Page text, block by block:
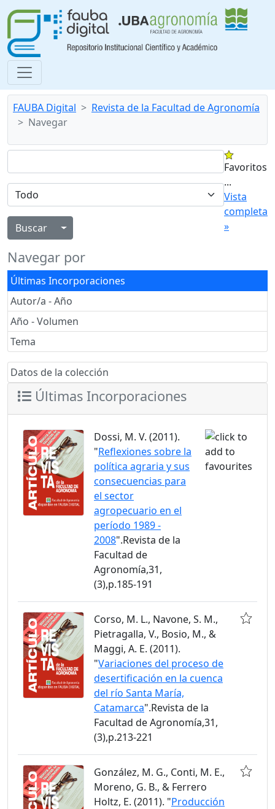
FAUBA Digital
Revista de la Facultad de Agronomía
Navegar
Alternar menú desplegable
Favoritos
...
Vista
completa
»
Navegar por
Últimas Incorporaciones
Autor/a - Año
Año - Volumen
Tema
Datos de la colección
Últimas Incorporaciones
Dossi, M. V. (2011).
"Reflexiones sobre la
política agraria y sus
consecuencias para
el sector
agropecuario en el
período 1989 -
2008".Revista de la
Facultad de
Agronomía,31,
(3),p.185-191
Corso, M. L., Navone, S. M.,
Pietragalla, V., Bosio, M., &
Maggi, A. E. (2011).
"Variaciones del proceso de
desertificación en la cuenca
del río Santa María,
Catamarca".Revista de la
Facultad de Agronomía,31,
(3),p.213-221
González, M. G., Conti, M. E.,
Moreno, G. B., & Ferrero
Holtz, E. (2011). "Producción